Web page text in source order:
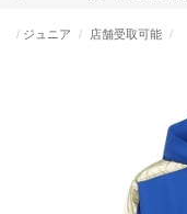
ジュニア 店舗受取可能